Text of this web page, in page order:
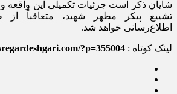
شایان ذکر است جزئیات تکمیلی این واقعه
تشییع پیکر مطهر شهید، متعاقباً
اطلاع‌رسانی خواهد شد.
لینک کوتاه : ?p=355004